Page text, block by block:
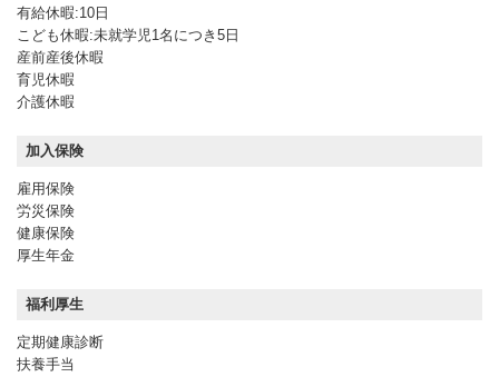
有給休暇:10日
こども休暇:未就学児1名につき5日
産前産後休暇
育児休暇
介護休暇
加入保険
雇用保険
労災保険
健康保険
厚生年金
福利厚生
定期健康診断
扶養手当